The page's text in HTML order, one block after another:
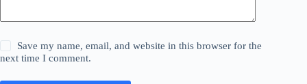
Save my name, email, and website in this browser for the
next time I comment.